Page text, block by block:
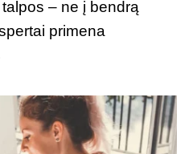
– ne į bendrą
primena